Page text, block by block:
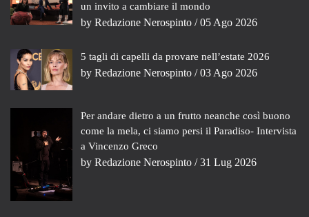
un invito a cambiare il mondo
by Redazione Nerospinto / 05 Ago 2026
5 tagli di capelli da provare nell’estate 2026
by Redazione Nerospinto / 03 Ago 2026
Per andare dietro a un frutto neanche così buono
come la mela, ci siamo persi il Paradiso- Intervista
a Vincenzo Greco
by Redazione Nerospinto / 31 Lug 2026